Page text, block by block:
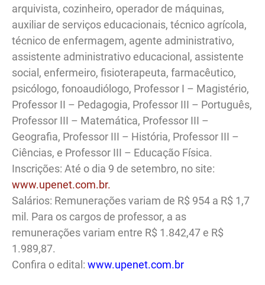
arquivista, cozinheiro, operador de máquinas,
auxiliar de serviços educacionais, técnico agrícola,
técnico de enfermagem, agente administrativo,
assistente administrativo educacional, assistente
social, enfermeiro, fisioterapeuta, farmacêutico,
psicólogo, fonoaudiólogo, Professor I – Magistério,
Professor II – Pedagogia, Professor III – Português,
Professor III – Matemática, Professor III –
Geografia, Professor III – História, Professor III –
Ciências, e Professor III – Educação Física.
Inscrições: Até o dia 9 de setembro, no site:
www.upenet.com.br.
Salários: Remunerações variam de R$ 954 a R$ 1,7
mil. Para os cargos de professor, a as
remunerações variam entre R$ 1.842,47 e R$
1.989,87.
Confira o edital: www.upenet.com.br